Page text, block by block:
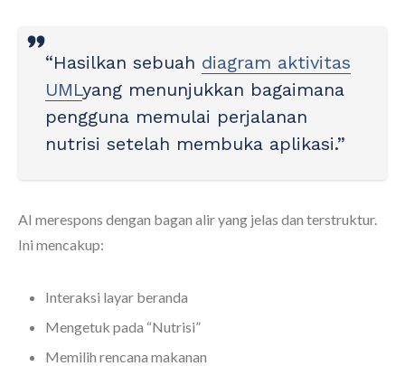
“Hasilkan sebuah diagram aktivitas
UMLyang menunjukkan bagaimana
pengguna memulai perjalanan
nutrisi setelah membuka aplikasi.”
AI merespons dengan bagan alir yang jelas dan terstruktur.
Ini mencakup:
Interaksi layar beranda
Mengetuk pada “Nutrisi”
Memilih rencana makanan